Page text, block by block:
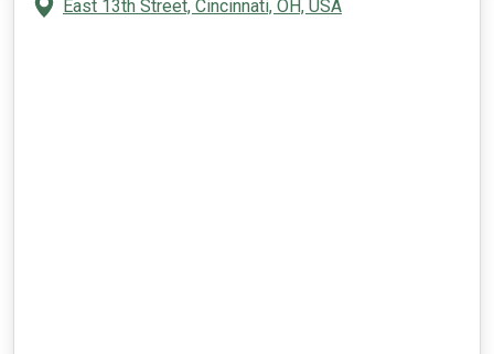
East 13th Street, Cincinnati, OH, USA